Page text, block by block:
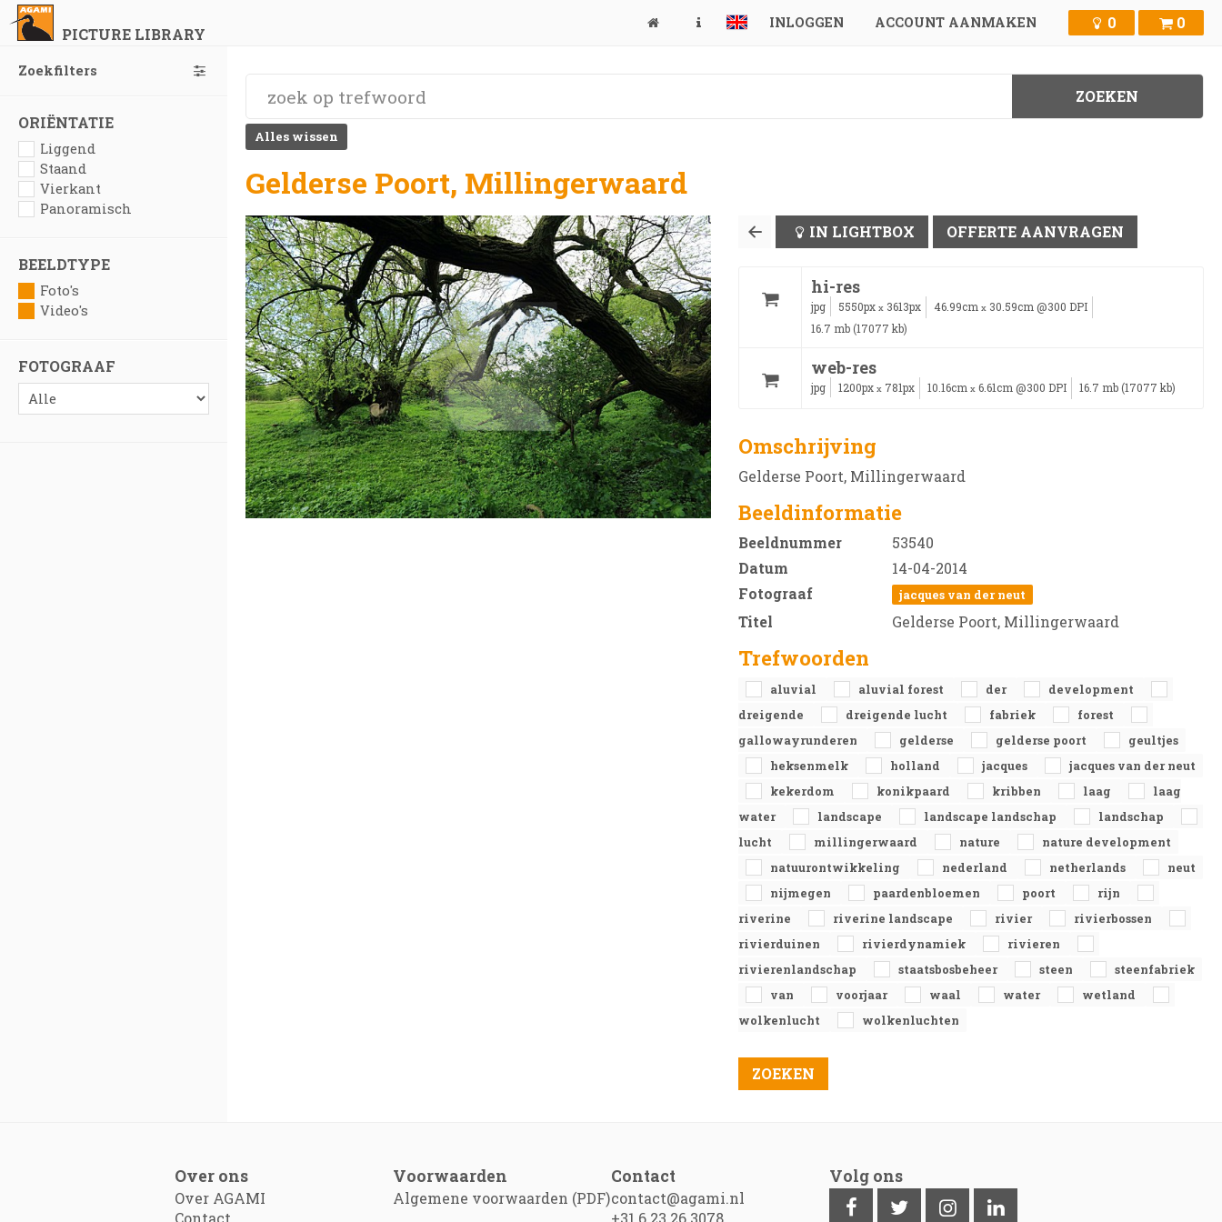
PICTURE LIBRARY
INLOGGEN ACCOUNT AANMAKEN 0 0
Zoekfilters
ORIËNTATIE
Liggend
Staand
Vierkant
Panoramisch
BEELDTYPE
Foto's
Video's
FOTOGRAAF
Alles wissen
Gelderse Poort, Millingerwaard
IN LIGHTBOX OFFERTE AANVRAGEN
hi-res
jpg 5550px x 3613px 46.99cm x 30.59cm @300 DPI
16.7 mb (17077 kb)
web-res
jpg 1200px x 781px 10.16cm x 6.61cm @300 DPI 16.7 mb (17077 kb)
Omschrijving
Gelderse Poort, Millingerwaard
Beeldinformatie
Beeldnummer
53540
Datum
14-04-2014
Fotograaf
jacques van der neut
Titel Gelderse Poort, Millingerwaard
Trefwoorden
aluvial aluvial forest der
development
dreigende
dreigende lucht fabriek
forest
gallowayrunderen
gelderse gelderse poort
geultjes
heksenmelk
holland jacques
jacques van der neut
kekerdom
konikpaard kribben laag
laag
water
landscape landscape landschap
landschap
lucht
millingerwaard nature
nature development
natuurontwikkeling
nederland netherlands
neut
nijmegen
paardenbloemen poort
rijn
riverine
riverine landscape rivier
rivierbossen
rivierduinen
rivierdynamiek
rivieren
rivierenlandschap
staatsbosbeheer steen
steenfabriek
van
voorjaar waal water
wetland
wolkenlucht
wolkenluchten
Over ons
Over AGAMI
Contact
Voorwaarden
Algemene voorwaarden (PDF)
Contact
contact@agami.nl
+31 6 23 26 3078
Volg ons